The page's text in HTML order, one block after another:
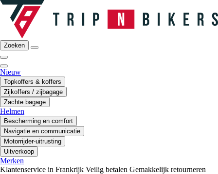
Zoeken
Nieuw
Topkoffers & koffers
Zijkoffers / zijbagage
Zachte bagage
Helmen
Bescherming en comfort
Navigatie en communicatie
Motorrijder-uitrusting
Uitverkoop
Merken
Klantenservice in Frankrijk Veilig betalen Gemakkelijk retourneren